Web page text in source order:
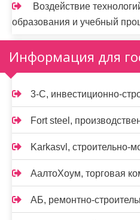
Воздействие
образования и учебный
Информация для
3-С, инвестиционно-
Fort steel,
Karkasvl, строительно-
АалтоХоум, торговая
АБ, ремонтно-